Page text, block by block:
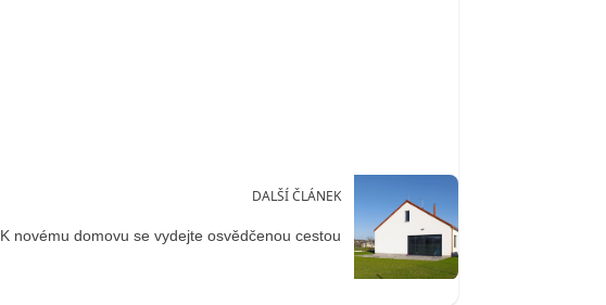
DALŠÍ ČLÁNEK
K novému domovu se vydejte osvědčenou cestou